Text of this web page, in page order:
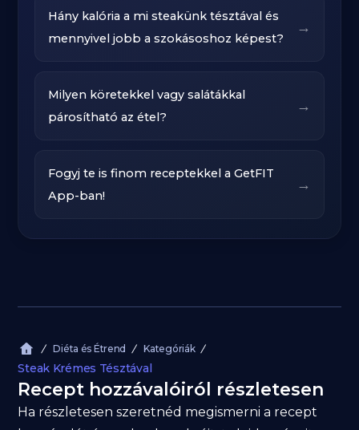
Hány kalória a mi steakünk tésztával és
mennyivel jobb a szokásoshoz képest?
→
Milyen köretekkel vagy salátákkal
párosítható az étel?
→
Fogyj te is finom receptekkel a GetFIT
App-ban!
→
Diéta és Étrend Kategóriák
Steak Krémes Tésztával
Recept hozzávalóiról részletesen
Ha részletesen szeretnéd megismerni a recept